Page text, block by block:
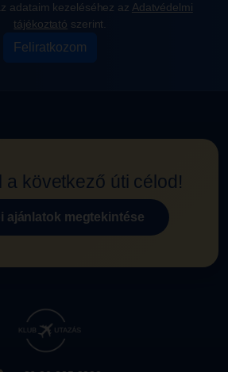
adataim kezeléséhez az Adatvédelmi
tájékoztató szerint.
Feliratkozom
a következő úti célod!
ajánlatok megtekintése